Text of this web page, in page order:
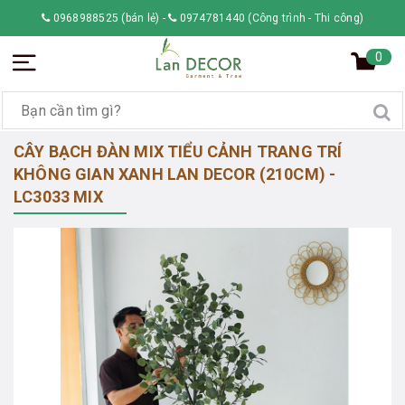
0968988525 (bán lẻ) - 0974781440 (Công trình - Thi công)
0
CÂY BẠCH ĐÀN MIX TIỂU CẢNH TRANG TRÍ
KHÔNG GIAN XANH LAN DECOR (210CM) -
LC3033 MIX